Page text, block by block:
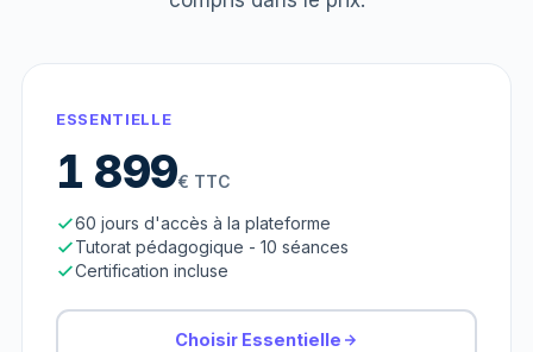
ESSENTIELLE
1 899€ TTC
60 jours d'accès à la plateforme
Tutorat pédagogique - 10 séances
Certification incluse
Choisir Essentielle